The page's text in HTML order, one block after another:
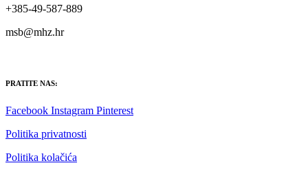
+385-49-587-889
msb@mhz.hr
PRATITE NAS:
Facebook Instagram Pinterest
Politika privatnosti
Politika kolačića